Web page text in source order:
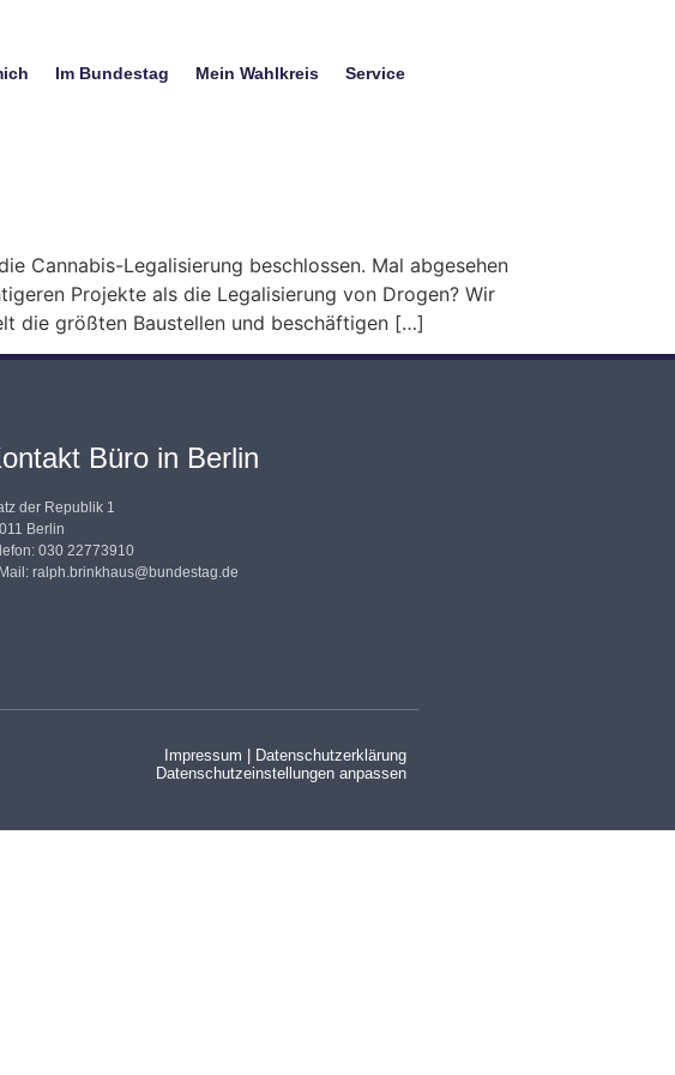
Im Bundestag Mein Wahlkreis Service
Cannabis-Legalisierung beschlossen. Mal abgesehen
Projekte als die Legalisierung von Drogen? Wir
die größten Baustellen und beschäftigen […]
Büro in Berlin
der Republik 1
Berlin
030 22773910
ralph.brinkhaus@bundestag.de
Impressum | Datenschutzerklärung
Datenschutzeinstellungen anpassen